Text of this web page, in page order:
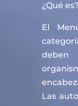
¿Qué es?
El
Las